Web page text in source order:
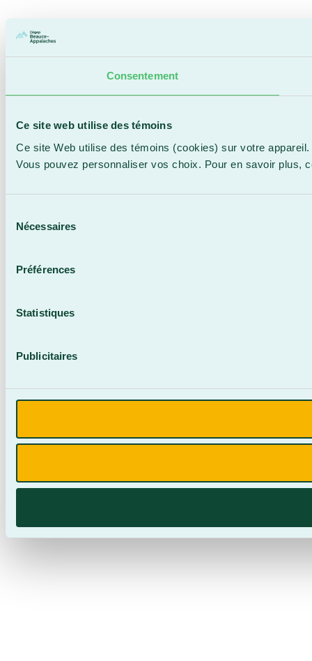
Consentement
Ce site web utilise des témoins
Ce site Web utilise des témoins (cookies) sur votre
Vous pouvez personnaliser vos choix. Pour en savoir plus,
Nécessaires
Préférences
Statistiques
Publicitaires